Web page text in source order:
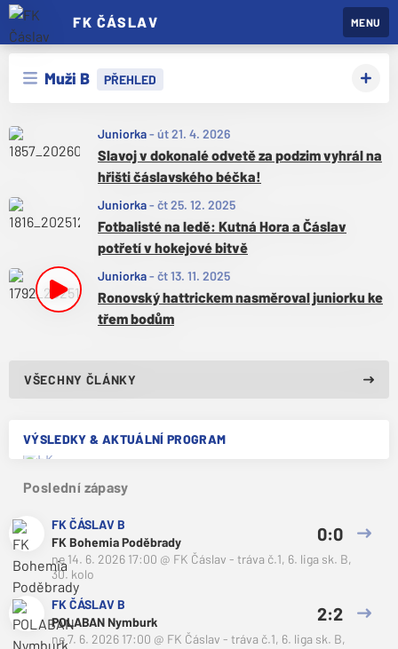
FK ČÁSLAV MENU
Muži B PŘEHLED
Juniorka- út 21. 4. 2026
Slavoj v dokonalé odvetě za podzim vyhrál na
hřišti čáslavského béčka!
Juniorka- čt 25. 12. 2025
Fotbalisté na ledě: Kutná Hora a Čáslav
potřetí v hokejové bitvě
Juniorka- čt 13. 11. 2025
Ronovský hattrickem nasměroval juniorku ke
třem bodům
VŠECHNY ČLÁNKY
VÝSLEDKY & AKTUÁLNÍ PROGRAM
Poslední zápasy
FK ČÁSLAV B
FK Bohemia Poděbrady
0:0
ne 14. 6. 2026 17:00 @ FK Čáslav - tráva č.1, 6. liga sk. B,
30. kolo
FK ČÁSLAV B
POLABAN Nymburk
2:2
ne 7. 6. 2026 17:00 @ FK Čáslav - tráva č.1, 6. liga sk. B,